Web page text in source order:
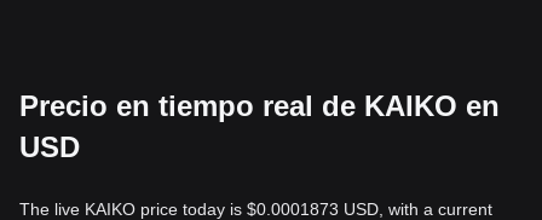
Precio en tiempo real de KAIKO en
USD
The live KAIKO price today is $0.0001873 USD, with a current